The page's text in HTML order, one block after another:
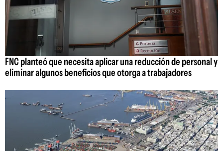
FNC planteó que necesita aplicar una reducción de personal y
eliminar algunos beneficios que otorga a trabajadores